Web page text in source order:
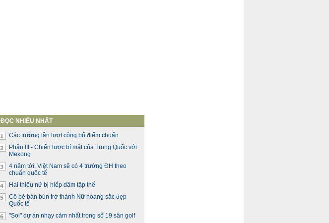
ĐỌC NHIỀU NHẤT
Các trường lần lượt công bố điểm chuẩn
Phần III - Chiến lược bí mật của Trung Quốc với
Mekong
4 năm tới, Việt Nam sẽ có 4 trường ĐH theo
chuẩn quốc tế
Hai thiếu nữ bị hiếp dâm tập thể
Cô bé bán bún trở thành Nữ hoàng sắc đẹp
Quốc tế
"Soi" dự án nhạy cảm nhất trong số 19 sân golf